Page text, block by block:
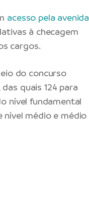
acesso pela avenida
à checagem
cargos.
do concurso
quais 124 para
nível fundamental
nível médio e médio